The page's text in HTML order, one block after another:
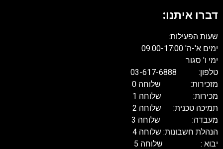
דברו איתנו:
שעות הפעילות:
ימים א'-ה' 09:00-17:00
ימי ו' סגור
טלפון: 03-617-6888
מזכירות: שלוחה 0
מכירות: שלוחה 1
תמיכה טכנית: שלוחה 2
מעבדה: שלוחה 3
הנהלת חשבונות: שלוחה 4
יבוא : שלוחה 5